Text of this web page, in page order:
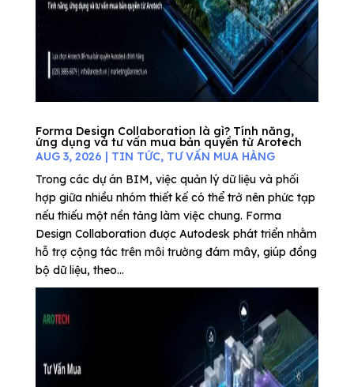
Forma Design Collaboration là gì? Tính năng,
ứng dụng và tư vấn mua bản quyền từ Arotech
AUG 3, 2026 | TIN TỨC, TƯ VẤN MUA HÀNG
Trong các dự án BIM, việc quản lý dữ liệu và phối
hợp giữa nhiều nhóm thiết kế có thể trở nên phức tạp
nếu thiếu một nền tảng làm việc chung. Forma
Design Collaboration được Autodesk phát triển nhằm
hỗ trợ cộng tác trên môi trường đám mây, giúp đồng
bộ dữ liệu, theo...